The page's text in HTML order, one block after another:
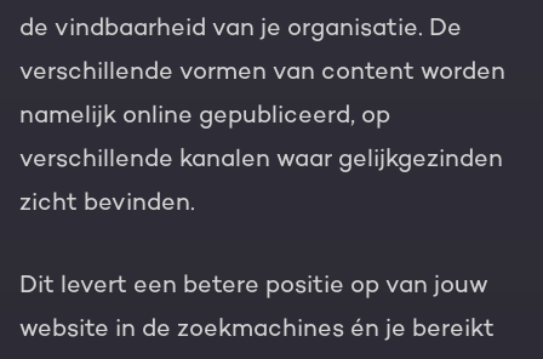
de vindbaarheid van je organisatie. De
verschillende vormen van content worden
namelijk online gepubliceerd, op
verschillende kanalen waar gelijkgezinden
zicht bevinden.
Dit levert een betere positie op van jouw
website in de zoekmachines én je bereikt